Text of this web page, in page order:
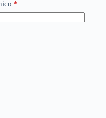
*